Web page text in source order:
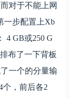
对于不能上网
一步配置上Xb
4 GB或250 G
布了一下背板
一个的分量输
个，前后各2